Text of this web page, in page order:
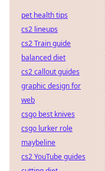
pet health tips
cs2 lineups
cs2 Train guide
balanced diet
cs2 callout guides
graphic design for
web
csgo best knives
csgo lurker role
maybeline
cs2 YouTube guides